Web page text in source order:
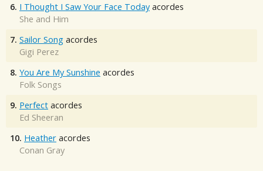
6. I Thought I Saw Your Face Today acordes
She and Him
7. Sailor Song acordes
Gigi Perez
8. You Are My Sunshine acordes
Folk Songs
9. Perfect acordes
Ed Sheeran
10. Heather acordes
Conan Gray